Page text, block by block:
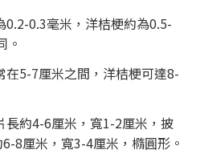
0.2-0.3毫米，洋桔梗約為0.5-
。
在5-7厘米之間，洋桔梗可達8-
長約4-6厘米，寬1-2厘米，披
8厘米，寬3-4厘米，橢圓形。